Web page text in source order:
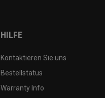
HILFE
Kontaktieren Sie uns
Bestellstatus
Warranty Info